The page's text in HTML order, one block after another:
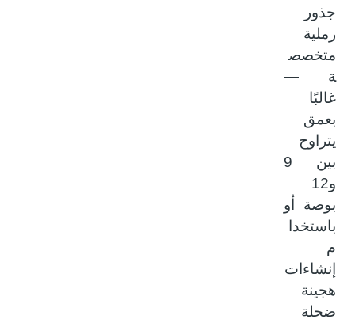
جذور
رملية
متخصص
ة —
غالبًا
بعمق
يتراوح
و12
بوصة أو
باستخدا
إنشاءات
هجينة
ضحلة